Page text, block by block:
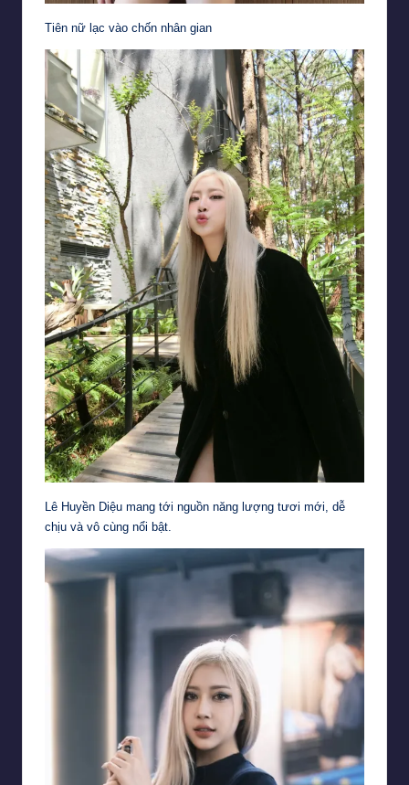
Tiên nữ lạc vào chốn nhân gian
Lê Huyền Diệu mang tới nguồn năng lượng tươi mới, dễ
chịu và vô cùng nổi bật.